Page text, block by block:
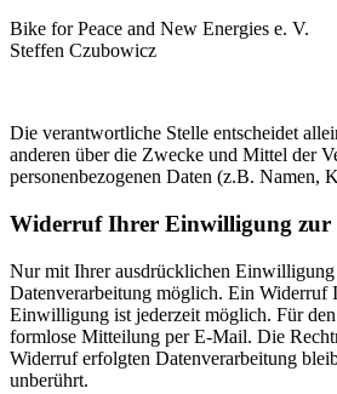
Bike for Peace and New Energies e. V.
Steffen Czubowicz
Die verantwortliche Stelle entscheidet
anderen über die Zwecke und Mittel der
personenbezogenen Daten (z.B. Namen,
Widerruf Ihrer Einwilligung zur
Nur mit Ihrer ausdrücklichen Einwilligung
Datenverarbeitung möglich. Ein Widerruf
Einwilligung ist jederzeit möglich. Für
formlose Mitteilung per E-Mail. Die
Widerruf erfolgten Datenverarbeitung
unberührt.